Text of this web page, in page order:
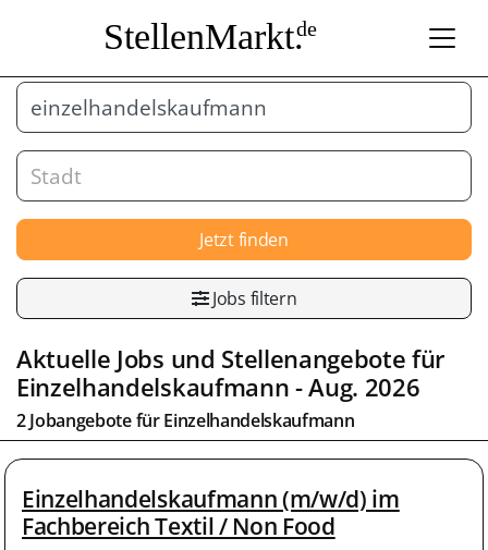
StellenMarkt.de
Jetzt finden
Jobs filtern
Aktuelle Jobs und Stellenangebote für
Einzelhandelskaufmann- Aug. 2026
2 Jobangebote fürEinzelhandelskaufmann
Einzelhandelskaufmann (m/w/d) im
Fachbereich Textil / Non Food